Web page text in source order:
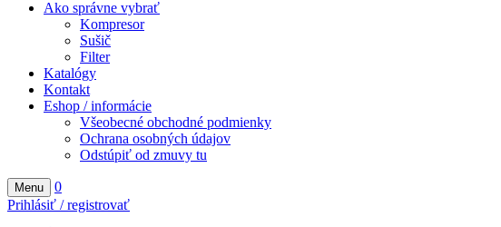
Ako správne vybrať
Kompresor
Sušič
Filter
Katalógy
Kontakt
Eshop / informácie
Všeobecné obchodné podmienky
Ochrana osobných údajov
Odstúpiť od zmuvy tu
Menu
0
Prihlásiť / registrovať